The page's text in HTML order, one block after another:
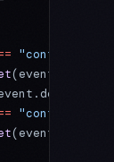
(event.index);
(event.index);